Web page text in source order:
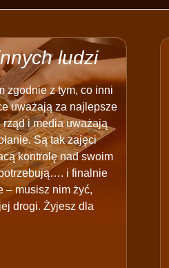
ludzi
zgodnie z tym, co inni
uważają za najlepsze
i media uważają
Są tak zajęci
kontrolę nad swoim
i finalnie
– musisz nim żyć,
drogi. Żyjesz dla